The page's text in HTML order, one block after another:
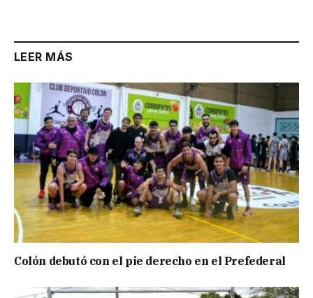
LEER MÁS
Colón debutó con el pie derecho en el Prefederal